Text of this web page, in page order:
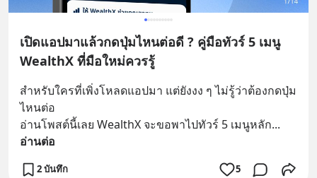
เปิดแอปมาแล้วกดปุ่มไหนต่อดี ? คู่มือทัวร์ 5 เมนู
WealthX ที่มือใหม่ควรรู้
สำหรับใครที่เพิ่งโหลดแอปมา แต่ยังงง ๆ ไม่รู้ว่าต้องกดปุ่ม
ไหนต่อ
อ่านโพสต์นี้เลย WealthX จะขอพาไปทัวร์ 5 เมนูหลัก
อ่านต่อ
2 บันทึก 5